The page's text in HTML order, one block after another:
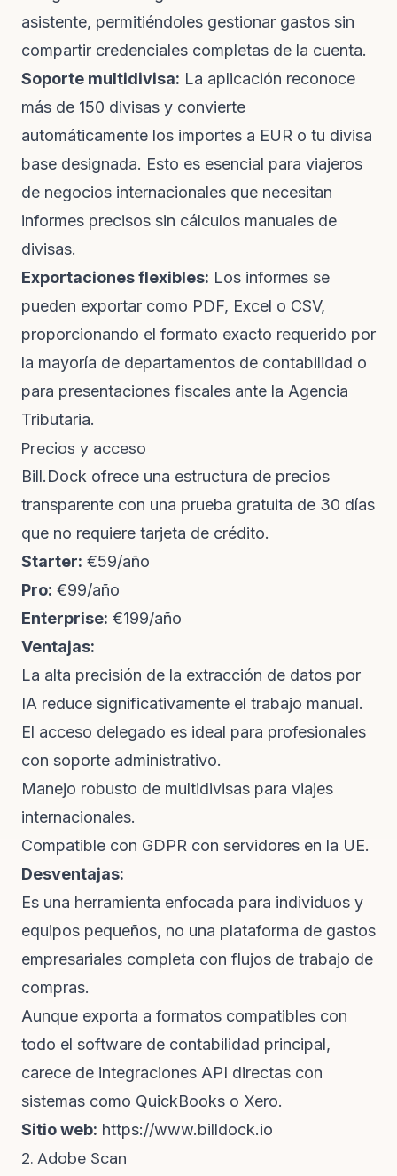
asistente, permitiéndoles gestionar gastos sin
compartir credenciales completas de la cuenta.
Soporte multidivisa: La aplicación reconoce
más de 150 divisas y convierte
automáticamente los importes a EUR o tu divisa
base designada. Esto es esencial para viajeros
de negocios internacionales que necesitan
informes precisos sin cálculos manuales de
divisas.
Exportaciones flexibles: Los informes se
pueden exportar como PDF, Excel o CSV,
proporcionando el formato exacto requerido por
la mayoría de departamentos de contabilidad o
para presentaciones fiscales ante la Agencia
Tributaria.
Precios y acceso
Bill.Dock ofrece una estructura de precios
transparente con una prueba gratuita de 30 días
que no requiere tarjeta de crédito.
Starter: €59/año
Pro: €99/año
Enterprise: €199/año
Ventajas:
La alta precisión de la extracción de datos por
IA reduce significativamente el trabajo manual.
El acceso delegado es ideal para profesionales
con soporte administrativo.
Manejo robusto de multidivisas para viajes
internacionales.
Compatible con GDPR con servidores en la UE.
Desventajas:
Es una herramienta enfocada para individuos y
equipos pequeños, no una plataforma de gastos
empresariales completa con flujos de trabajo de
compras.
Aunque exporta a formatos compatibles con
todo el software de contabilidad principal,
carece de integraciones API directas con
sistemas como QuickBooks o Xero.
Sitio web: https://www.billdock.io
2. Adobe Scan